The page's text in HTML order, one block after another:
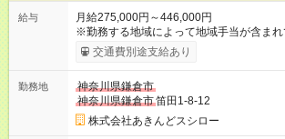
給与
月給275,000円～446,000円
※勤務する地域によって地域手当が含まれており
ロック外勤務手当を支給。1分単位での残
年3回の賞与、諸手当も別途支給します。 ＜月給例＞ 【例1】転
合：月給28万円＋残業代・諸手当 ※地域
す。 【例2】転居可能の「ブロック限定勤務制度」の場合 ブロ
ック外東京23区内勤務の場合：月給29万
当 ※地域手当2万円やブロック外勤務手
交通費別途支給あり
勤務地
神奈川県鎌倉市
神奈川県鎌倉市笛田1-8-12
株式会社あきんどスシロー